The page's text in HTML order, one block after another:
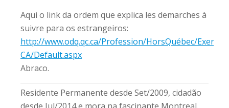
Aqui o link da ordem que explica les demarches à
suivre para os estrangeiros:
http://www.odq.qc.ca/Profession/HorsQuébec/
CA/Default.aspx
Abraco.
Residente Permanente desde Set/2009, cidadão